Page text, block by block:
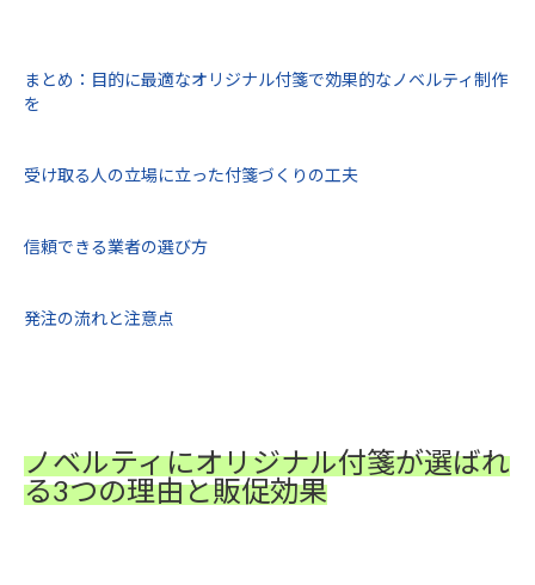
まとめ：目的に最適なオリジナル付箋で効果的なノベルティ制作
を
受け取る人の立場に立った付箋づくりの工夫
信頼できる業者の選び方
発注の流れと注意点
ノベルティにオリジナル付箋が選ばれ
る3つの理由と販促効果